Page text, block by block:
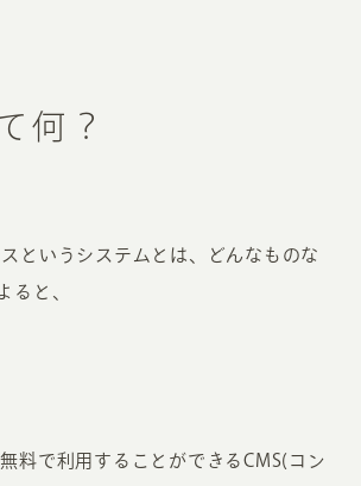
何？
というシステムとは、どんなものな
ると、
料で利用することができるCMS(コン